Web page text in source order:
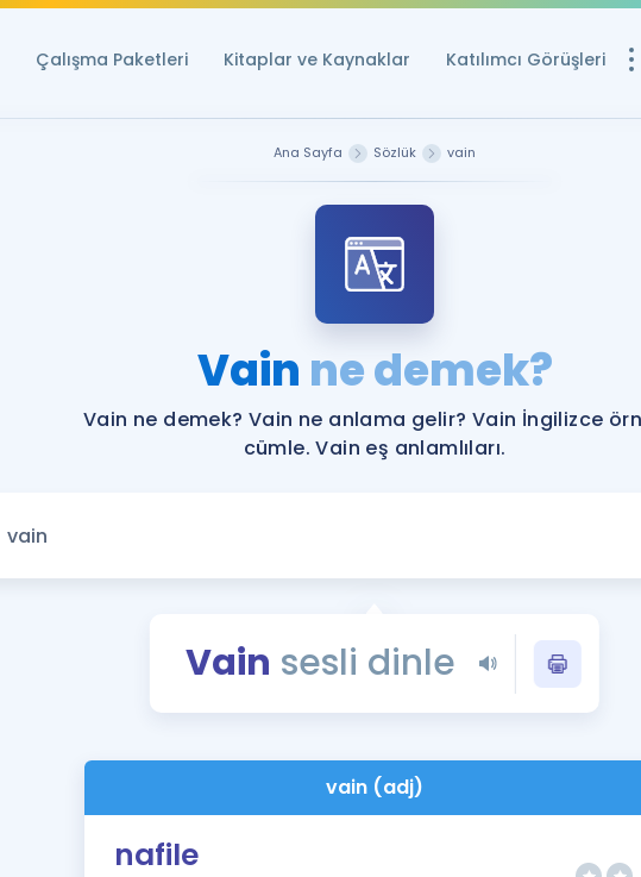
Çalışma Paketleri Kitaplar ve Kaynaklar Katılımcı Görüşleri
YDS ve YÖKDİL
Rehberlik Aracı
YDS ve YÖKDİL'e
Tüm ÖSYM
Blog
YDS - YÖKDİL
İngilizce Gramer
Ana Sayfa Sözlük vain
Vain ne demek?
Vain ne demek? Vain ne anlama gelir? Vain İngilizce
cümle. Vain eş anlamlıları.
Vain sesli dinle
vain (adj)
nafile